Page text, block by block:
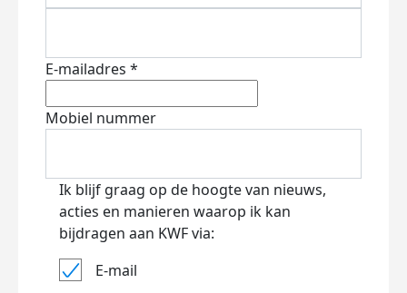
E-mailadres *
Mobiel nummer
Ik blijf graag op de hoogte van nieuws,
acties en manieren waarop ik kan
bijdragen aan KWF via:
E-mail